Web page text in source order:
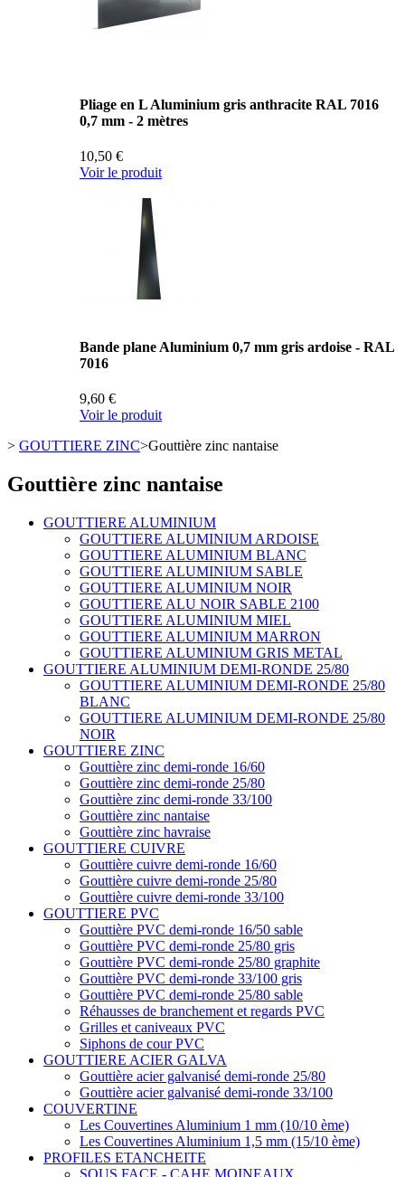
Pliage en L Aluminium gris anthracite RAL 7016
0,7 mm - 2 mètres
10,50 €
Voir le produit
Bande plane Aluminium 0,7 mm gris ardoise - RAL
7016
9,60 €
Voir le produit
> GOUTTIERE ZINC>Gouttière zinc nantaise
Gouttière zinc nantaise
GOUTTIERE ALUMINIUM
GOUTTIERE ALUMINIUM ARDOISE
GOUTTIERE ALUMINIUM BLANC
GOUTTIERE ALUMINIUM SABLE
GOUTTIERE ALUMINIUM NOIR
GOUTTIERE ALU NOIR SABLE 2100
GOUTTIERE ALUMINIUM MIEL
GOUTTIERE ALUMINIUM MARRON
GOUTTIERE ALUMINIUM GRIS METAL
GOUTTIERE ALUMINIUM DEMI-RONDE 25/80
GOUTTIERE ALUMINIUM DEMI-RONDE 25/80
BLANC
GOUTTIERE ALUMINIUM DEMI-RONDE 25/80
NOIR
GOUTTIERE ZINC
Gouttière zinc demi-ronde 16/60
Gouttière zinc demi-ronde 25/80
Gouttière zinc demi-ronde 33/100
Gouttière zinc nantaise
Gouttière zinc havraise
GOUTTIERE CUIVRE
Gouttière cuivre demi-ronde 16/60
Gouttière cuivre demi-ronde 25/80
Gouttière cuivre demi-ronde 33/100
GOUTTIERE PVC
Gouttière PVC demi-ronde 16/50 sable
Gouttière PVC demi-ronde 25/80 gris
Gouttière PVC demi-ronde 25/80 graphite
Gouttière PVC demi-ronde 33/100 gris
Gouttière PVC demi-ronde 25/80 sable
Réhausses de branchement et regards PVC
Grilles et caniveaux PVC
Siphons de cour PVC
GOUTTIERE ACIER GALVA
Gouttière acier galvanisé demi-ronde 25/80
Gouttière acier galvanisé demi-ronde 33/100
COUVERTINE
Les Couvertines Aluminium 1 mm (10/10 ème)
Les Couvertines Aluminium 1,5 mm (15/10 ème)
PROFILES ETANCHEITE